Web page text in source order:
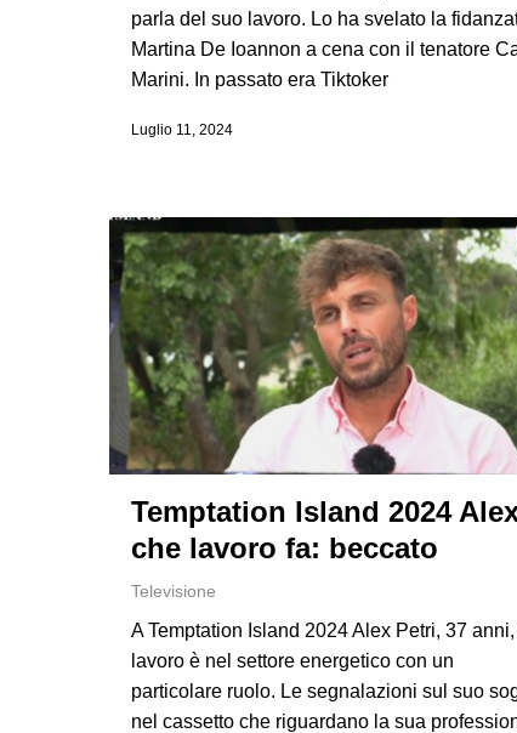
parla del suo lavoro. Lo ha svelato la
Martina De Ioannon a cena con il tenatore
Marini. In passato era Tiktoker
Luglio 11, 2024
Temptation Island 2024
che lavoro fa: beccato
Televisione
A Temptation Island 2024 Alex Petri, 37
lavoro è nel settore energetico con un
particolare ruolo. Le segnalazioni sul suo
nel cassetto che riguardano la sua